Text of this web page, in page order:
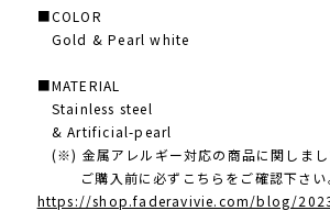
■COLOR
Gold & Pearl white
■MATERIAL
Stainless steel
& Artificial-pearl
(※) 金属アレルギー対応の商品に関しまし
ご購入前に必ずこちらをご確認下さい
https://shop.faderavivie.com/blog/